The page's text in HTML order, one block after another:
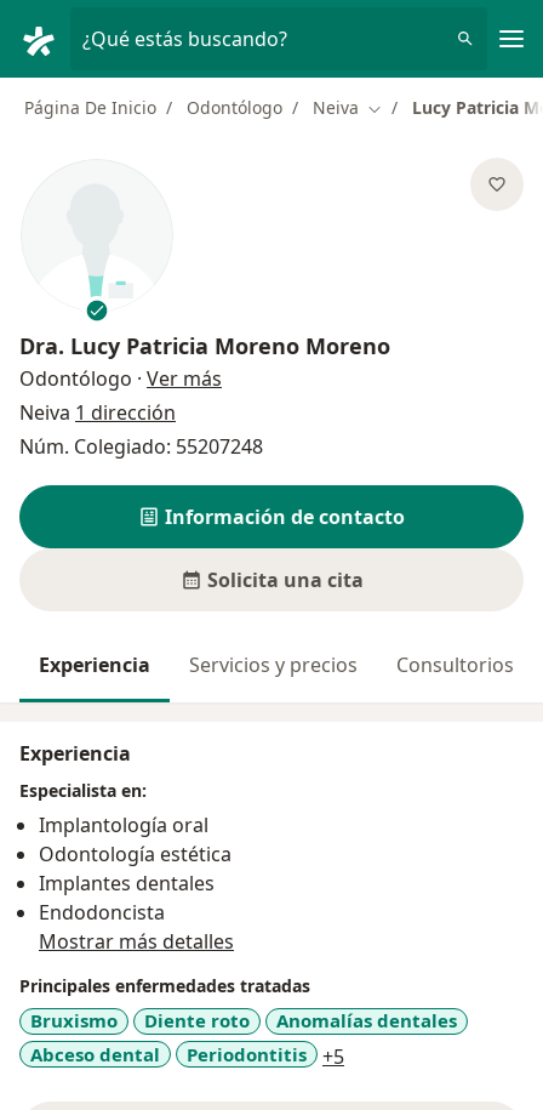
¿Qué estás buscando?
Página De Inicio Odontólogo Neiva Cambiar de ciudad
Lucy Patricia
Dra. Lucy Patricia Moreno Moreno
Odontólogo · Ver más
Neiva 1 dirección
Núm. Colegiado: 55207248
Información de contacto
Solicita una cita
Experiencia Servicios y precios Consultorios
Experiencia
Especialista en:
Implantología oral
Odontología estética
Implantes dentales
Endodoncista
Mostrar más detalles
Principales enfermedades tratadas
Bruxismo Diente roto
Anomalías dentales
Abceso dental
Periodontitis +5